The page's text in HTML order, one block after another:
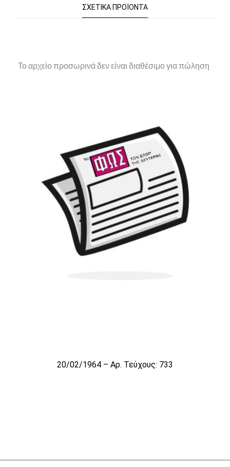
ΣΧΕΤΙΚΆ ΠΡΟΪΌΝΤΑ
Το αρχείο προσωρινά δεν είναι διαθέσιμο για πώληση
20/02/1964 – Αρ. Τεύχους: 733